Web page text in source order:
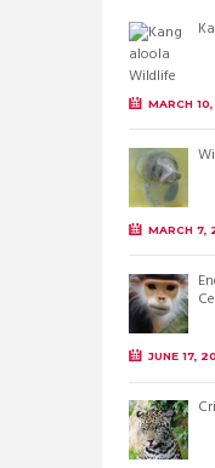
MARCH
MARCH 7,
JUNE 17,